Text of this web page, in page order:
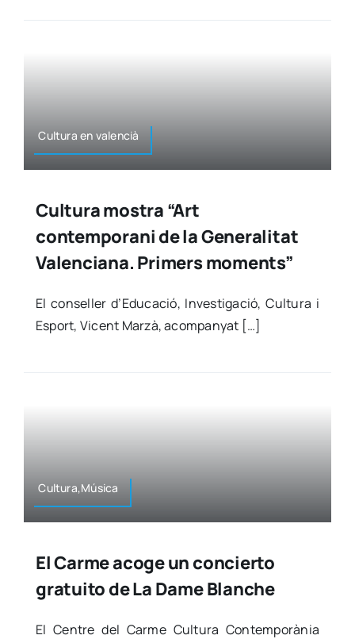
Cul­tu­ra en valen­cià
Cultura mostra “Art
contemporani de la Generalitat
Valenciana. Primers moments”
El con­se­ller d’Educació, Inves­ti­ga­ció, Cul­tu­ra i
Esport, Vicent Mar­zà, acom­pan­yat […]
Cultura,Música
El Carme acoge un concierto
gratuito de La Dame Blanche
El Cen­tre del Car­me Cul­tu­ra Con­tem­po­rà­nia